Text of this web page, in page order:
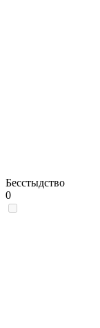
Бесстыдство
0